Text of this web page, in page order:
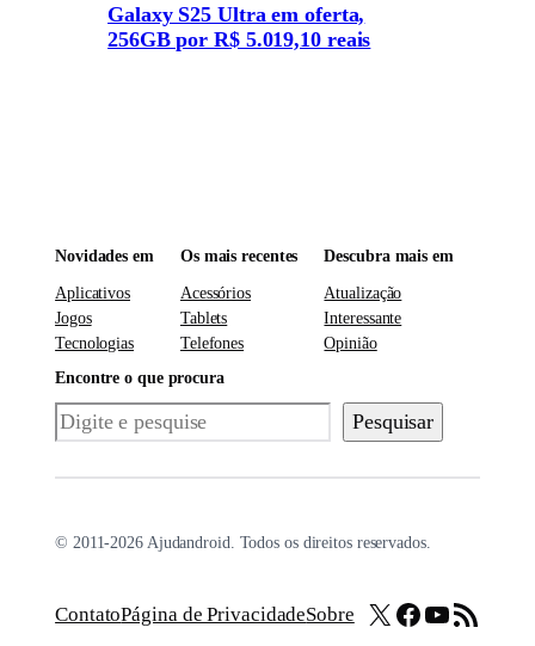
Galaxy S25 Ultra em oferta,
256GB por R$ 5.019,10 reais
Novidades em
Aplicativos
Jogos
Tecnologias
Os mais recentes
Acessórios
Tablets
Telefones
Descubra mais em
Atualização
Interessante
Opinião
Encontre o que procura
Pesquisar Pesquisar
© 2011-2026 Ajudandroid. Todos os direitos reservados.
ContatoPágina de PrivacidadeSobre X Facebook
Youtube
Feed RSS